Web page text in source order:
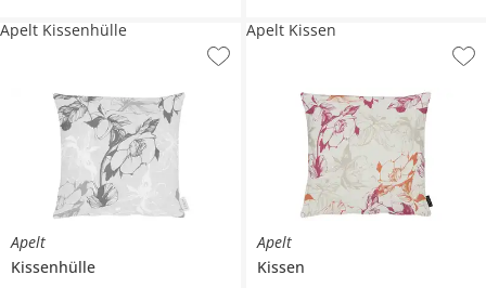
Apelt
Kissenhülle
Apelt Kissenhülle
Apelt
Kissen
Apelt Kissen